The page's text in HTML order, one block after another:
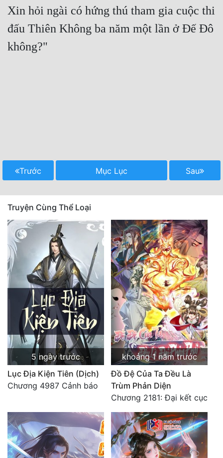
Xin hỏi ngài có hứng thú tham gia cuộc thi
đấu Thiên Không ba năm một lần ở Đế Đô
không?"
Trước Mục Lục Sau
Truyện Cùng Thể Loại
5 ngày trước
Lục Địa Kiện Tiên (Dịch)
Chương 4987 Cảnh báo
khoảng 1 năm trước
Đồ Đệ Của Ta Đều Là
Trùm Phản Diện
Chương 2181: Đại kết cục